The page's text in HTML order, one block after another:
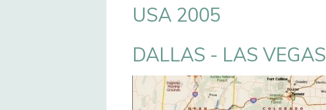
USA 2005
DALLAS - LAS VEGAS